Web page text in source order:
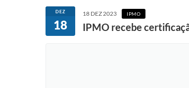
DEZ
18
18 DEZ 2023 IPMO
IPMO recebe